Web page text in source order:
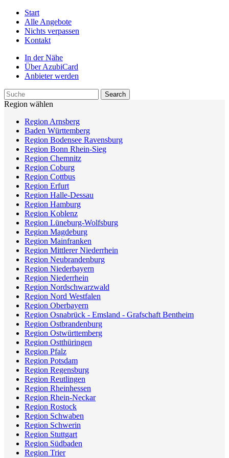
Start
Alle Angebote
Nichts verpassen
Kontakt
In der Nähe
Über AzubiCard
Anbieter werden
Region wählen
Region Arnsberg
Baden Württemberg
Region Bodensee Ravensburg
Region Bonn Rhein-Sieg
Region Chemnitz
Region Coburg
Region Cottbus
Region Erfurt
Region Halle-Dessau
Region Hamburg
Region Koblenz
Region Lüneburg-Wolfsburg
Region Magdeburg
Region Mainfranken
Region Mittlerer Niederrhein
Region Neubrandenburg
Region Niederbayern
Region Niederrhein
Region Nordschwarzwald
Region Nord Westfalen
Region Oberbayern
Region Osnabrück - Emsland - Grafschaft Bentheim
Region Ostbrandenburg
Region Ostwürttemberg
Region Ostthüringen
Region Pfalz
Region Potsdam
Region Regensburg
Region Reutlingen
Region Rheinhessen
Region Rhein-Neckar
Region Rostock
Region Schwaben
Region Schwerin
Region Stuttgart
Region Südbaden
Region Trier